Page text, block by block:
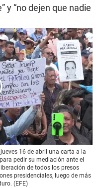
y “no dejen que nadie
16 de abril una carta a la
pedir su mediación ante el
de todos los presos
presidenciales, luego de más
(EFE)